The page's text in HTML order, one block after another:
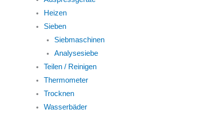
Heizen
Sieben
Siebmaschinen
Analysesiebe
Teilen / Reinigen
Thermometer
Trocknen
Wasserbäder